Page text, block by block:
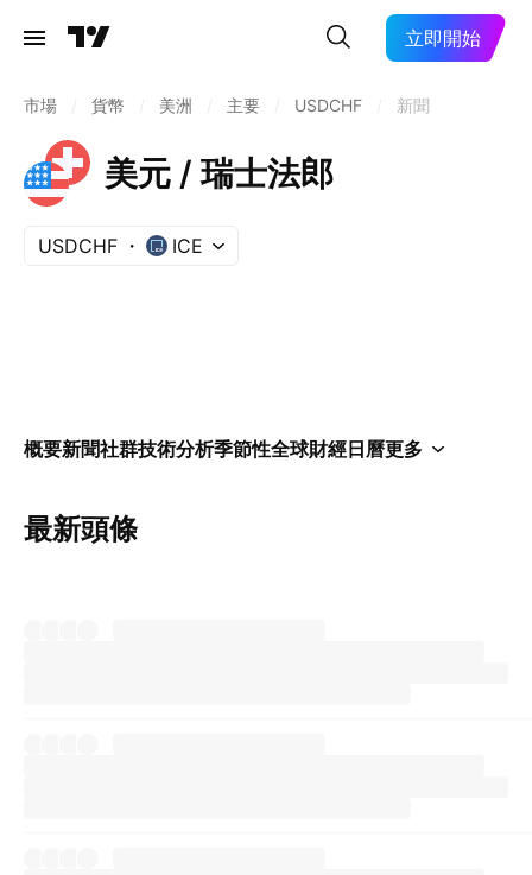
立即開始
市場 貨幣 美洲 主要 USDCHF 新聞
美元 / 瑞士法郎
USDCHF ICE
概要新聞社群技術分析季節性全球財經日曆更多
最新頭條